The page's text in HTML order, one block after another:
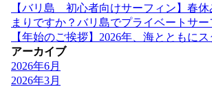
【バリ島 初心者向けサーフィン】春
まりですか？バリ島でプライベートサ
【年始のご挨拶】2026年、海とともにス
アーカイブ
2026年6月
2026年3月